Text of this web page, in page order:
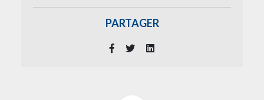
PARTAGER